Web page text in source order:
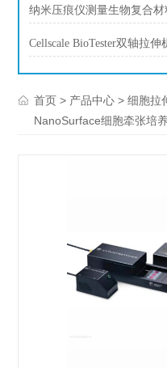
纳米压痕仪测量生物复合
Cellscale BioTester双轴拉
首页 > 产品中心 >细胞拉
NanoSurface细胞牵张培